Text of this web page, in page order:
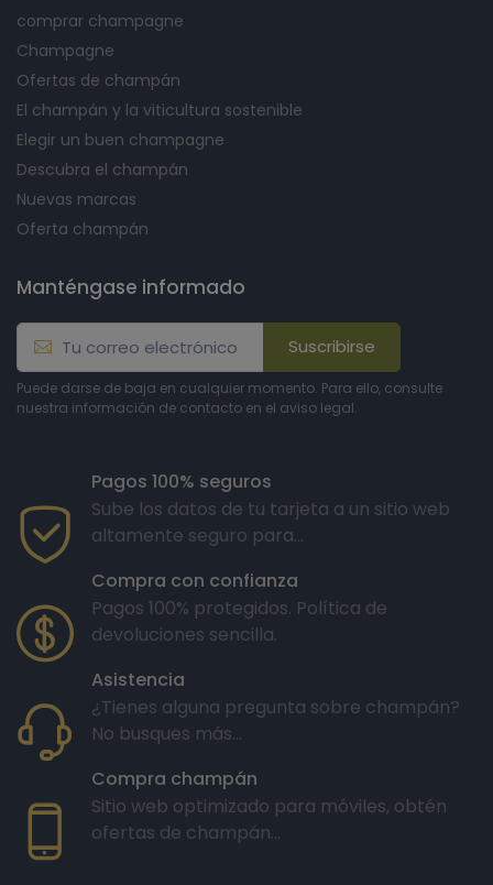
comprar champagne
Champagne
Ofertas de champán
El champán y la viticultura sostenible
Elegir un buen champagne
Descubra el champán
Nuevas marcas
Oferta champán
Manténgase informado
Suscribirse
Puede darse de baja en cualquier momento. Para ello, consulte
nuestra información de contacto en el aviso legal.
Pagos 100% seguros
Sube los datos de tu tarjeta a un sitio web
altamente seguro para...
Compra con confianza
Pagos 100% protegidos. Política de
devoluciones sencilla.
Asistencia
¿Tienes alguna pregunta sobre champán?
No busques más...
Compra champán
Sitio web optimizado para móviles, obtén
ofertas de champán...